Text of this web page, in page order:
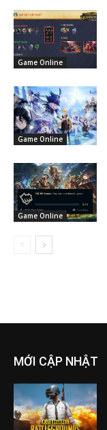
Game Online
Game Online
Game Online
MỚI CẬP NHẬT